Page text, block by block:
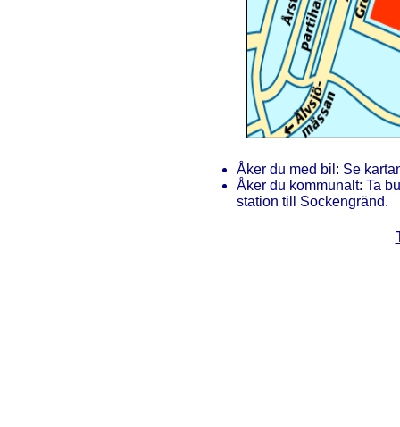
Åker du med bil: Se
Åker du kommunalt: Ta
station till Sockengränd.